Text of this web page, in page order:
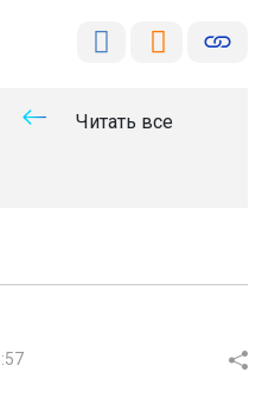
на
и одну
соревнованиях